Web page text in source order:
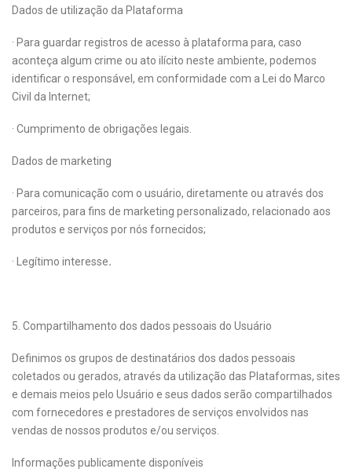
Dados de utilização da Plataforma
· Para guardar registros de acesso à plataforma para, caso
aconteça algum crime ou ato ilícito neste ambiente, podemos
identificar o responsável, em conformidade com a Lei do Marco
Civil da Internet;
· Cumprimento de obrigações legais.
Dados de marketing
· Para comunicação com o usuário, diretamente ou através dos
parceiros, para fins de marketing personalizado, relacionado aos
produtos e serviços por nós fornecidos;
· Legítimo interesse.
5. Compartilhamento dos dados pessoais do Usuário
Definimos os grupos de destinatários dos dados pessoais
coletados ou gerados, através da utilização das Plataformas, sites
e demais meios pelo Usuário e seus dados serão compartilhados
com fornecedores e prestadores de serviços envolvidos nas
vendas de nossos produtos e/ou serviços.
Informações publicamente disponíveis